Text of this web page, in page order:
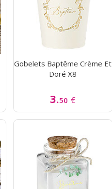
Gobelets Baptême Crème Et
Doré X8
3.50 €